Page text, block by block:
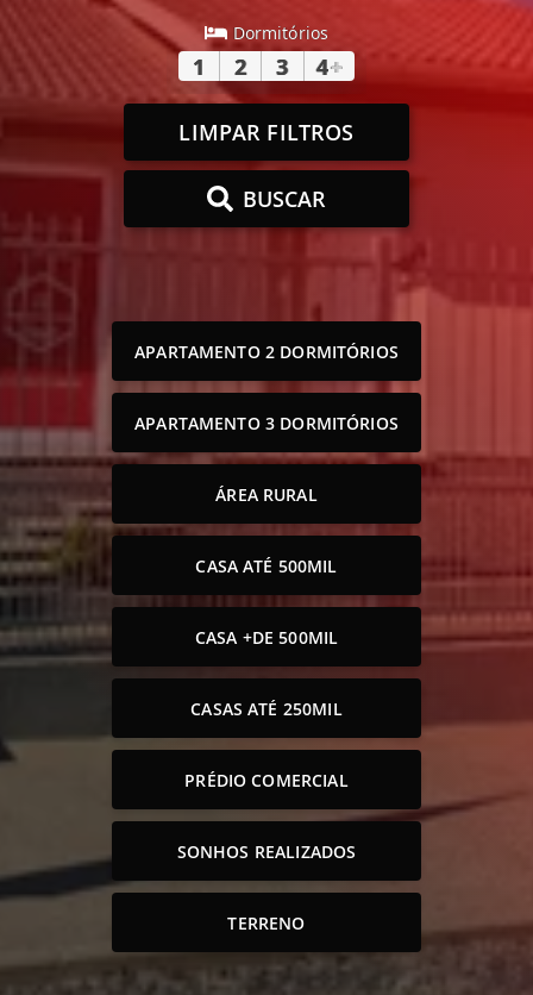
Dormitórios
1 2 3 4+
LIMPAR FILTROS
BUSCAR
APARTAMENTO 2 DORMITÓRIOS
APARTAMENTO 3 DORMITÓRIOS
ÁREA RURAL
CASA ATÉ 500MIL
CASA +DE 500MIL
CASAS ATÉ 250MIL
PRÉDIO COMERCIAL
SONHOS REALIZADOS
TERRENO